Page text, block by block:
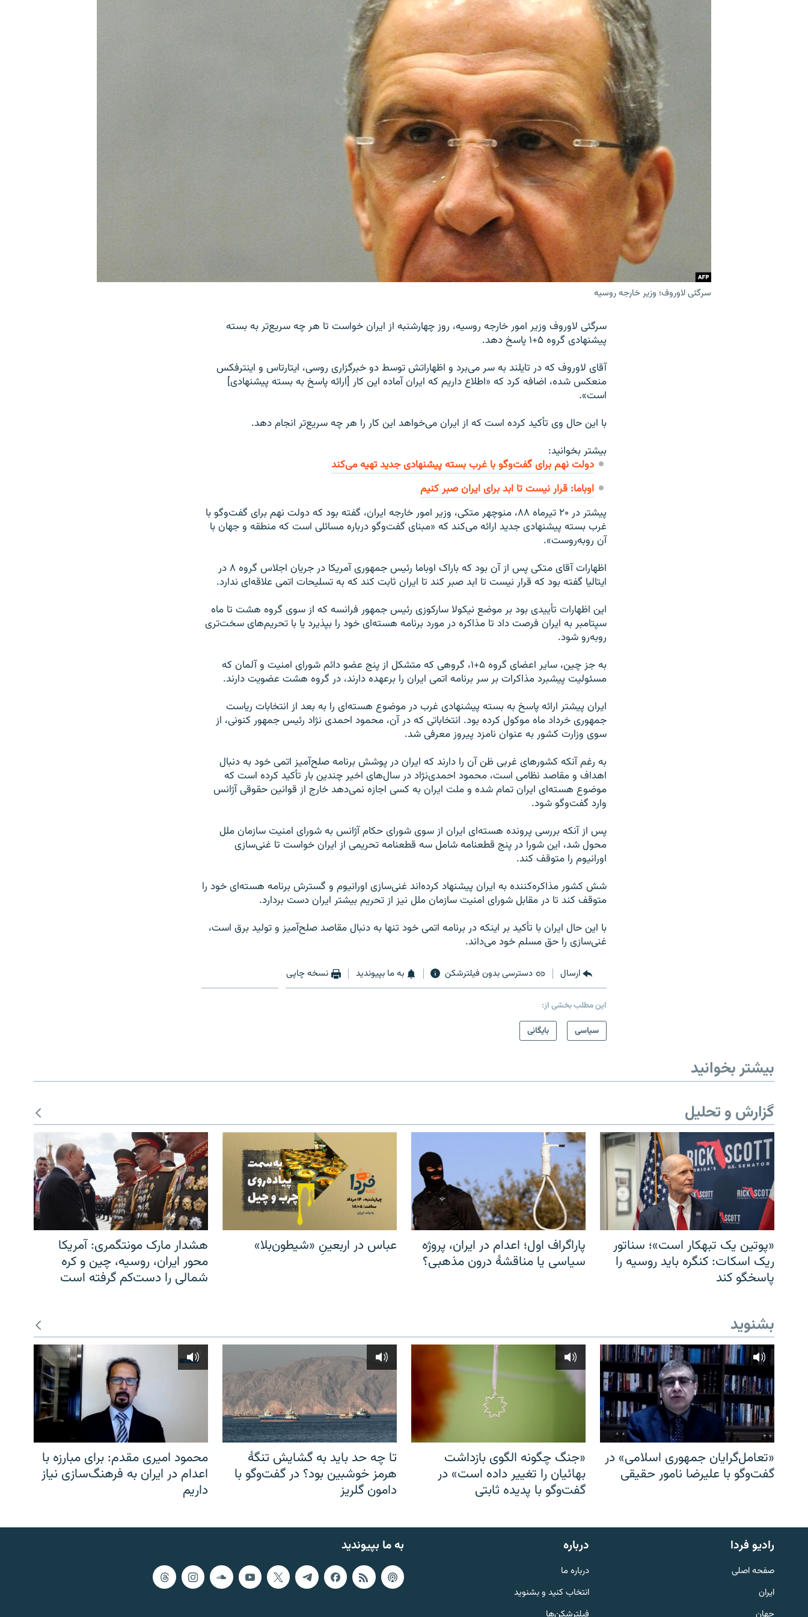
English
به ما بپیوندید
سرگئی لاوروف؛ وزیر خارجه روسیه
سرگئی لاوروف وزیر امور خارجه روسیه، روز چهارشنبه از ایران خواست تا هر چه سریع‌تر به بسته
پیشنهادی گروه ۵+۱ پاسخ دهد.
آقای لاوروف که در تایلند به سر می‌برد و اظهاراتش توسط دو خبرگزاری روسی، ایتارتاس و اینترفکس
منعکس شده، اضافه کرد که «اطلاع داریم که ایران آماده این کار [ارائه پاسخ به بسته پیشنهادی]
است».
با این حال وی تأکید کرده است که از ایران می‌خواهد این کار را هر چه سریع‌تر انجام دهد.
بیشتر بخوانید:
دولت نهم برای گفت‌وگو با غرب بسته پیشنهادی جدید تهیه می‌کند
اوباما: قرار نیست تا ابد برای ایران صبر کنیم
پیشتر در ۲۰ تیرماه ۸۸، منوچهر متکی، وزیر امور خارجه ایران، گفته بود که دولت نهم برای گفت‌وگو با
غرب بسته پیشنهادی جدید ارائه می‌کند که «مبنای گفت‌وگو درباره مسائلی است که منطقه و جهان با
آن روبه‌روست».
اظهارات آقای متکی پس از آن بود که باراک اوباما رئیس جمهوری آمریکا در جریان اجلاس گروه ۸ در
ایتالیا گفته بود که قرار نیست تا ابد صبر کند تا ایران ثابت کند که به تسلیحات اتمی علاقه‌ای ندارد.
این اظهارات تأییدی بود بر موضع نیکولا سارکوزی رئیس جمهور فرانسه که از سوی گروه هشت تا ماه
سپتامبر به ایران فرصت داد تا مذاکره در مورد برنامه هسته‌ای خود را بپذیرد یا با تحریم‌های سخت‌تری
روبه‌رو شود.
به جز چین، سایر اعضای گروه ۵+۱، گروهی که متشکل از پنج عضو دائم شورای امنیت و آلمان که
مسئولیت پیشبرد مذاکرات بر سر برنامه اتمی ایران را برعهده دارند، در گروه هشت عضویت دارند.
ایران پیشتر ارائه پاسخ به بسته پیشنهادی غرب در موضوع هسته‌ای را به بعد از انتخابات ریاست
جمهوری خرداد ماه موکول کرده بود. انتخاباتی که در آن، محمود احمدی نژاد رئیس جمهور کنونی، از
سوی وزارت کشور به عنوان نامزد پیروز معرفی شد.
به رغم آنکه کشورهای غربی ظن آن را دارند که ایران در پوشش برنامه صلح‌آمیز اتمی خود به دنبال
اهداف و مقاصد نظامی است، محمود احمدی‌نژاد در سال‌های اخیر چندین بار تأکید کرده است که
موضوع هسته‌ای ایران تمام شده و ملت ایران به کسی اجازه نمی‌دهد خارج از قوانین حقوقی آژانس
وارد گفت‌وگو شود.
پس از آنکه بررسی پرونده هسته‌ای ایران از سوی شورای حکام آژانس به شورای امنیت سازمان ملل
محول شد، این شورا در پنج قطعنامه شامل سه قطعنامه تحریمی از ایران خواست تا غنی‌سازی
اورانیوم را متوقف کند.
شش کشور مذاکره‌کننده به ایران پیشنهاد کرده‌اند غنی‌سازی اورانیوم و گسترش برنامه هسته‌ای خود را
متوقف کند تا در مقابل شورای امنیت سازمان ملل نیز از تحریم بیشتر ایران دست بردارد.
با این حال ایران با تأکید بر اینکه در برنامه اتمی خود تنها به دنبال مقاصد صلح‌آمیز و تولید برق است،
غنی‌سازی را حق مسلم خود می‌داند.
ارسال دسترسی بدون فیلترشکن به ما بپیوندید نسخه چاپی
این مطلب بخشی از:
سیاسی
بایگانی
بیشتر بخوانید
گزارش و تحلیل
«پوتین یک تبهکار است»؛ سناتور
ریک اسکات: کنگره باید روسیه را
پاسخگو کند
پاراگراف اول؛ اعدام در ایران، پروژه
سیاسی یا مناقشهٔ درون مذهبی؟
عباس در اربعینِ «شیطون‌بلا»
هشدار مارک مونتگمری: آمریکا
محور ایران، روسیه، چین و کره
شمالی را دست‌کم گرفته است
بشنوید
«تعامل‌گرایان جمهوری اسلامی» در
گفت‌وگو با علیرضا نامور حقیقی
«جنگ چگونه الگوی بازداشت
بهائیان را تغییر داده است» در
گفت‌وگو با پدیده ثابتی
تا چه حد باید به گشایش تنگهٔ
هرمز خوشبین بود؟ در گفت‌وگو با
دامون گلریز
محمود امیری مقدم: برای مبارزه با
اعدام در ایران به فرهنگ‌سازی نیاز
داریم
به ما بپیوندید رادیو فردا
صفحه اصلی
ایران
درباره
درباره ما
انتخاب کنید و بشنوید